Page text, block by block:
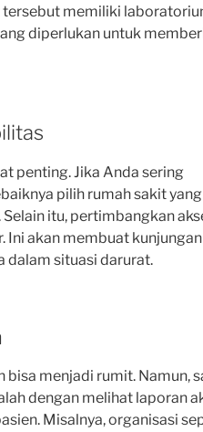
tersebut memiliki
diperlukan untuk
penting. Jika Anda sering
pilih rumah sakit
itu, pertimbangkan
akan membuat
dalam situasi darurat.
menjadi rumit. Namun,
dengan melihat laporan
Misalnya, organisasi